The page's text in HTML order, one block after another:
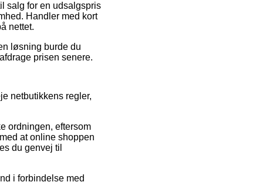
salg for en udsalgspris
Handler med kort
nettet.
løsning burde du
prisen senere.
netbutikkens regler,
ordningen, eftersom
at online shoppen
du genvej til
i forbindelse med